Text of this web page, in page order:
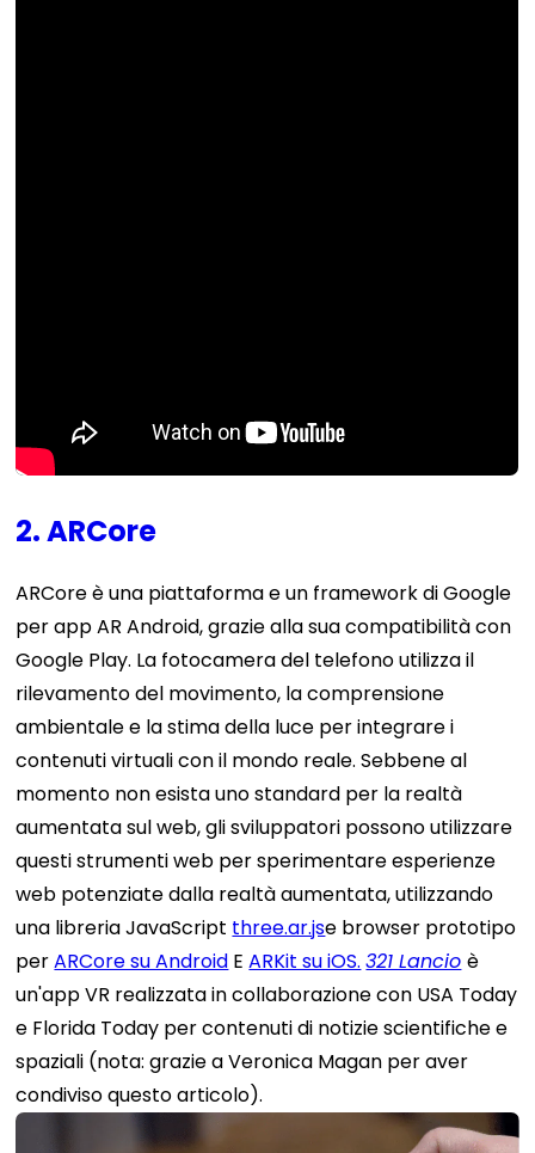
2. ARCore
ARCore è una piattaforma e un framework di Google
per app AR Android, grazie alla sua compatibilità con
Google Play. La fotocamera del telefono utilizza il
rilevamento del movimento, la comprensione
ambientale e la stima della luce per integrare i
contenuti virtuali con il mondo reale. Sebbene al
momento non esista uno standard per la realtà
aumentata sul web, gli sviluppatori possono utilizzare
questi strumenti web per sperimentare esperienze
web potenziate dalla realtà aumentata, utilizzando
una libreria JavaScript three.ar.jse browser prototipo
perARCore su Android EARKit su iOS. 321 Lancio è
un'app VR realizzata in collaborazione con USA Today
e Florida Today per contenuti di notizie scientifiche e
spaziali (nota: grazie a Veronica Magan per aver
condiviso questo articolo).